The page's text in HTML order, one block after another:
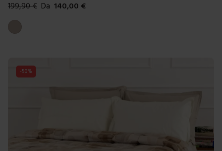
199,90€ Da 140,00 €
Colori disponibili
Tortora
-50%